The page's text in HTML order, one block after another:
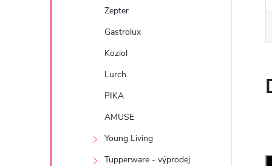
Zepter
Gastrolux
Koziol
Lurch
PIKA
AMUSE
Young Living
Tupperware - výprodej